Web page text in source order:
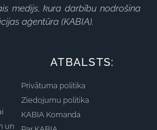
medijs, kura darbību nodrošina
aģentūra (KABIA).
un
ATBALSTS:
Privātuma politika
Ziedojumu politika
KABIA Komanda